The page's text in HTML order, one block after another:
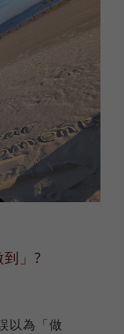
」?
以為「做